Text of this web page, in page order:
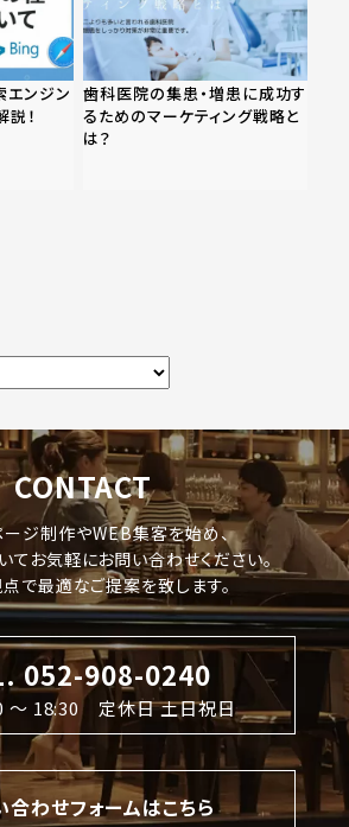
ンジン
！
歯科医院の集患・増患に成功す
るためのマーケティング戦略と
は？
CONTACT
ジ制作やWEB集客を始め、
てお気軽にお問い合わせください。
で最適なご提案を致します。
052-908-0240
〜 18:30 定休日 土日祝日
合わせフォームはこちら